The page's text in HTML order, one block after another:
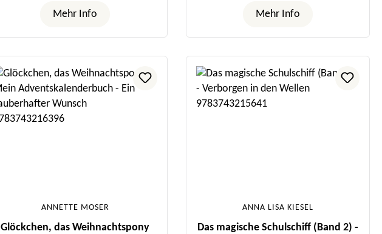
Mehr Info Mehr Info
ANNETTE MOSER
Glöckchen, das Weihnachtspony
ANNA LISA KIESEL
Das magische Schulschiff (Band 2) -